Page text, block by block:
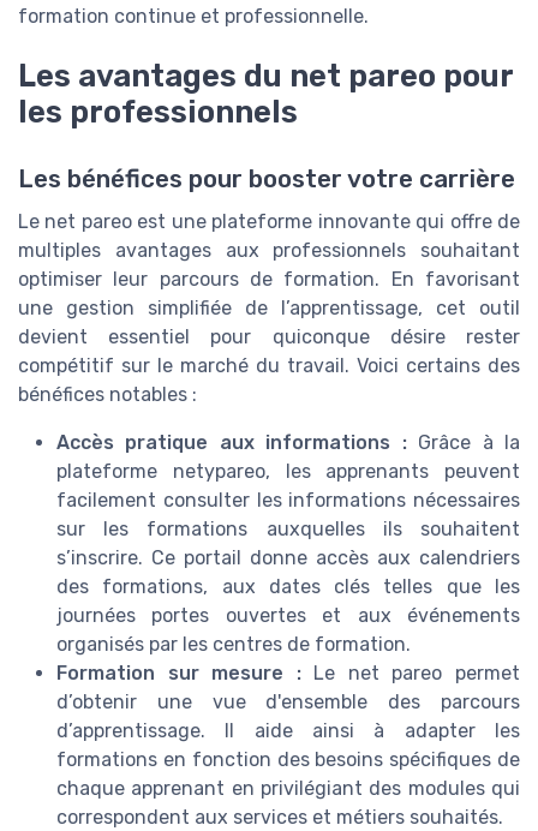
formation continue et professionnelle.
Les avantages du net pareo pour
les professionnels
Les bénéfices pour booster votre carrière
Le net pareo est une plateforme innovante qui offre de
multiples avantages aux professionnels souhaitant
optimiser leur parcours de formation. En favorisant
une gestion simplifiée de l’apprentissage, cet outil
devient essentiel pour quiconque désire rester
compétitif sur le marché du travail. Voici certains des
bénéfices notables :
Accès pratique aux informations :Grâce à la
plateforme netypareo, les apprenants peuvent
facilement consulter les informations nécessaires
sur les formations auxquelles ils souhaitent
s’inscrire. Ce portail donne accès aux calendriers
des formations, aux dates clés telles que les
journées portes ouvertes et aux événements
organisés par les centres de formation.
Formation sur mesure :Le net pareo permet
d’obtenir une vue d'ensemble des parcours
d’apprentissage. Il aide ainsi à adapter les
formations en fonction des besoins spécifiques de
chaque apprenant en privilégiant des modules qui
correspondent aux services et métiers souhaités.